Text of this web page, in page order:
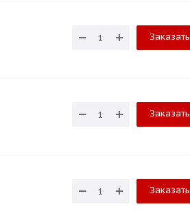
Заказать
Заказать
Заказать